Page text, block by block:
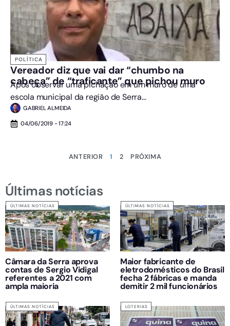
POLÍTICA
Vereador diz que vai dar “chumbo na
cabeça” de “traficante” que pichou muro
Após observar uma pichação em um muro de uma
escola municipal da região de Serra...
GABRIEL ALMEIDA
04/06/2019 - 17:24
ANTERIOR 1 2 PRÓXIMA
Últimas notícias
ÚLTIMAS NOTÍCIAS
Câmara da Serra aprova
contas de Sergio Vidigal
referentes a 2021 com
ampla maioria
ÚLTIMAS NOTÍCIAS
Maior fabricante de
eletrodomésticos do Brasil
fecha 2 fábricas e manda
demitir 2 mil funcionários
ÚLTIMAS NOTÍCIAS LOTERIAS